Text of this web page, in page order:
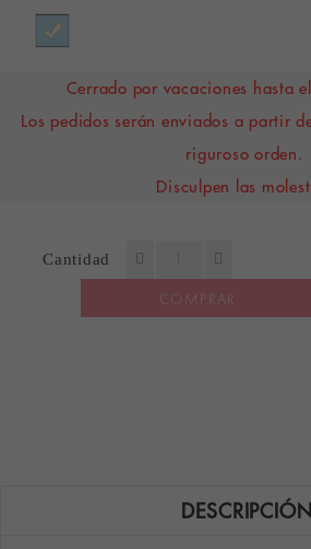
Cerrado por vacaciones hasta
Los pedidos serán enviados a partir
riguroso orden.
Disculpen las
Cantidad
COMPRAR
DESCRIPCIÓN